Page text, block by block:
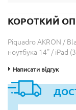
КОРОТКИЙ
Piquadro AKRON /
ноутбука 14" / iPad
Написати відгук